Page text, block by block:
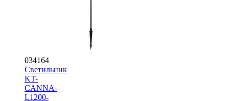
034164
Светильник
KT-
CANNA-
L1200-